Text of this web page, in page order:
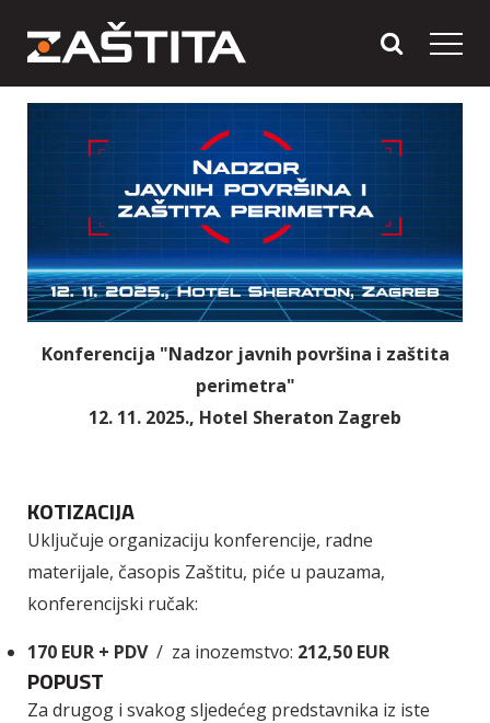
Konferencija "Nadzor javnih površina i zaštita
perimetra"
12. 11. 2025., Hotel Sheraton Zagreb
KOTIZACIJA
Uključuje organizaciju konferencije, radne
materijale, časopis Zaštitu, piće u pauzama,
konferencijski ručak:
170 EUR + PDV / za inozemstvo: 212,50 EUR
POPUST
Za drugog i svakog sljedećeg predstavnika iz iste